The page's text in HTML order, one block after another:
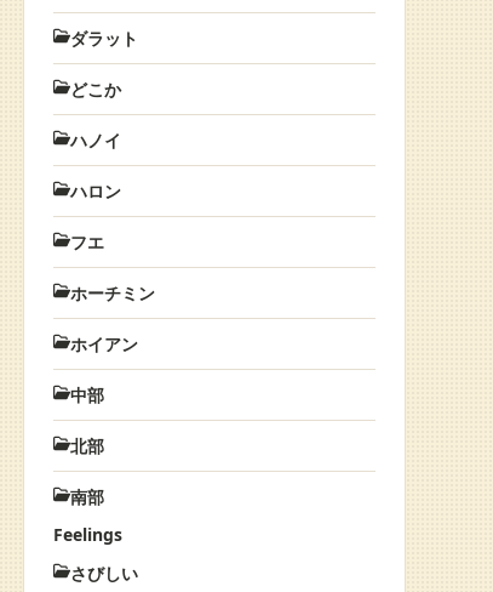
ダラット
どこか
ハノイ
ハロン
フエ
ホーチミン
ホイアン
中部
北部
南部
Feelings
さびしい